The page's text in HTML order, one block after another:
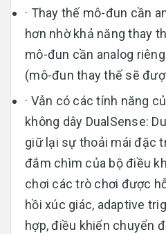
· Thay thế mô-đun cần
hơn nhờ khả năng thay
mô-đun cần analog
(mô-đun thay thế sẽ
· Vẫn có các tính năng
không dây DualSense:
giữ lại sự thoải mái đặc
đắm chìm của bộ điều
chơi các trò chơi được
hồi xúc giác, adaptive
hợp, điều khiển chuyển